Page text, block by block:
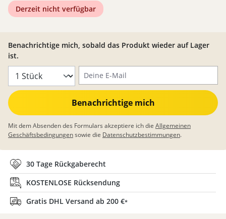
Derzeit nicht verfügbar
Benachrichtige mich, sobald das Produkt wieder auf Lager
ist.
Benachrichtige mich
Mit dem Absenden des Formulars akzeptiere ich die Allgemeinen
Geschäftsbedingungensowie die Datenschutzbestimmungen.
30 Tage Rückgaberecht
KOSTENLOSE Rücksendung
Gratis DHL Versand ab 200 €*